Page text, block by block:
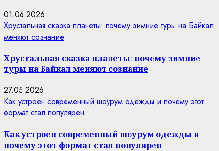
01.06.2026
Хрустальная сказка планеты: почему зимние туры на Байкал
меняют сознание
Хрустальная сказка планеты: почему зимние
туры на Байкал меняют сознание
27.05.2026
Как устроен современный шоурум одежды и почему этот
формат стал популярен
Как устроен современный шоурум одежды и
почему этот формат стал популярен